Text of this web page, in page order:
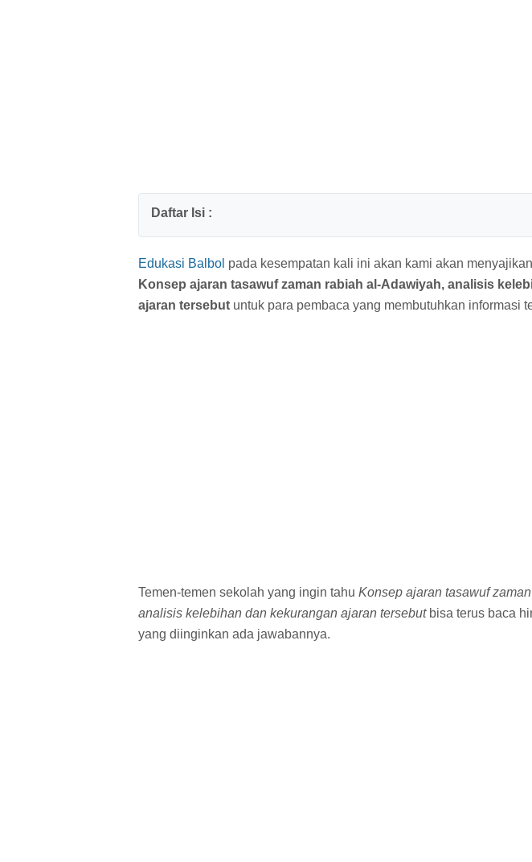
Edukasi Balbol pada kesempatan kali ini akan kami akan
Konsep ajaran tasawuf zaman rabiah al-Adawiyah, analisis
ajaran tersebut untuk para pembaca yang membutuhkan informasi
Temen-temen sekolah yang ingin tahu Konsep ajaran tasawuf
analisis kelebihan dan kekurangan ajaran tersebut bisa terus baca
yang diinginkan ada jawabannya.